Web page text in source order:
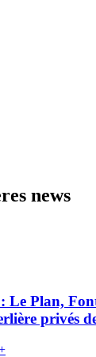
news
Le Plan,
privés